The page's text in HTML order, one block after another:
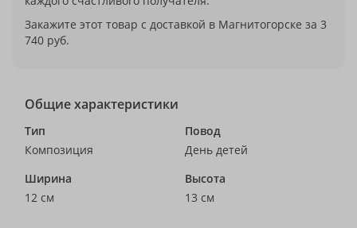
Закажите этот товар с доставкой в Магнитогорске за 3
740 руб.
Общие характеристики
Тип
Композиция
Повод
День детей
Ширина
12 см
Высота
13 см